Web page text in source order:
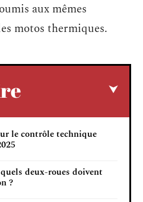
aux mêmes
motos thermiques.
le contrôle technique
deux-roues doivent
?